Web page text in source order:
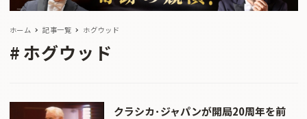
ホーム 記事一覧 ホグウッド
ホグウッド
クラシカ･ジャパンが開局20周年を前